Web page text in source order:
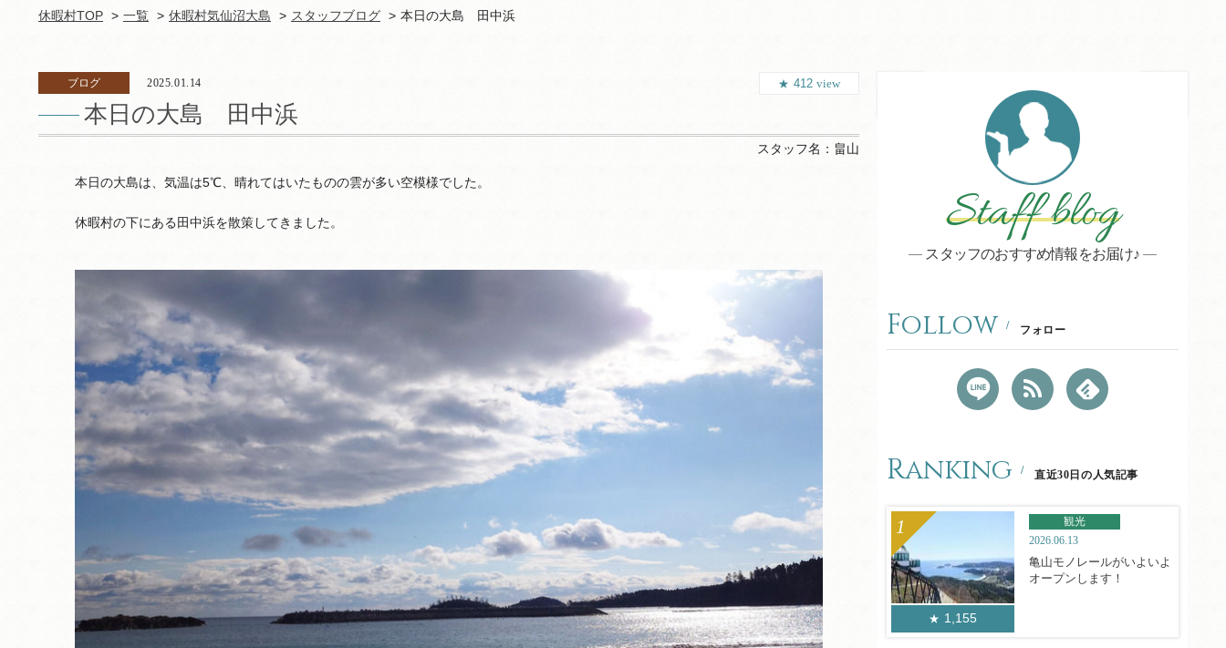
休暇村TOP 一覧 休暇村気仙沼大島 スタッフブログ 本日の大島 田中浜
ブログ 2025.01.14
本日の大島 田中浜
412 view
スタッフ名： 畠山
本日の大島は、気温は5℃、晴れてはいたものの雲が多い空模様でした。
休暇村の下にある田中浜を散策してきました。 Staff blog
スタッフのおすすめ情報をお届け♪
Follow フォロー
Ranking 直近30日の人気記事
1,155
観光
2026.06.13
亀山モノレールがいよいよ
オープンします！